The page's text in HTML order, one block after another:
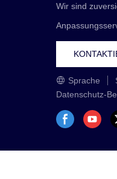
Wir sind
Sprache
Datenschutz-